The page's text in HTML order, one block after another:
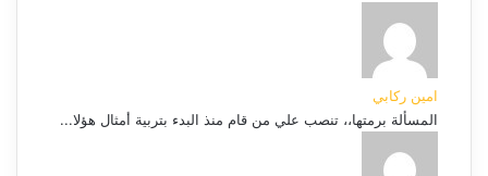
امين ركابي
المسألة برمتها،، تنصب علي من قام منذ البدء بتربية أمثال هؤلا...